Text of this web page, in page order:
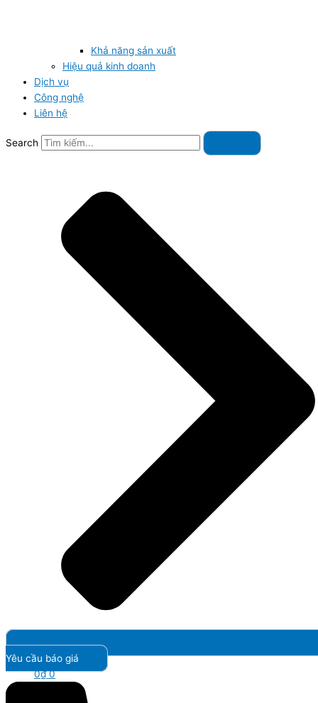
Khả năng sản xuất
Hiệu quả kinh doanh
Dịch vụ
Công nghệ
Liên hệ
Search
Yêu cầu báo giá
0₫ 0